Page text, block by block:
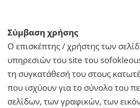
Σύμβαση χρήσης
Ο επισκέπτης / χρήστης των
υπηρεσιών του site του
τη συγκατάθεσή του στους
που ισχύουν για το σύνολο του
σελίδων, των γραφικών, των